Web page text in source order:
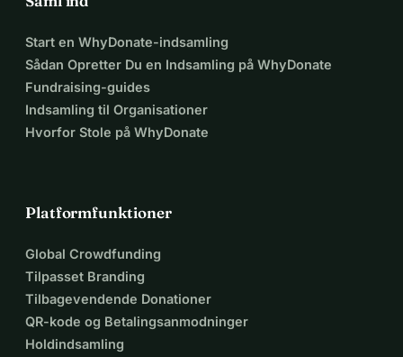
Start en WhyDonate-indsamling
Sådan Opretter Du en Indsamling på WhyDonate
Fundraising-guides
Indsamling til Organisationer
Hvorfor Stole på WhyDonate
Platformfunktioner
Global Crowdfunding
Tilpasset Branding
Tilbagevendende Donationer
QR-kode og Betalingsanmodninger
Holdindsamling